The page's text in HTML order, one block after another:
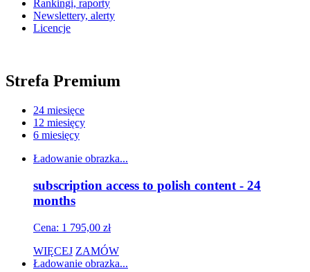
Rankingi, raporty
Newslettery, alerty
Licencje
Strefa Premium
24 miesięce
12 miesięcy
6 miesięcy
Ładowanie obrazka...
subscription access to polish content - 24
months
Cena: 1 795,00 zł
WIĘCEJ ZAMÓW
Ładowanie obrazka...